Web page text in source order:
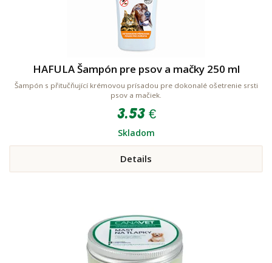
HAFULA Šampón pre psov a mačky 250 ml
Šampón s přitučňující krémovou prísadou pre dokonalé ošetrenie srsti
psov a mačiek.
3.53 €
Skladom
Details